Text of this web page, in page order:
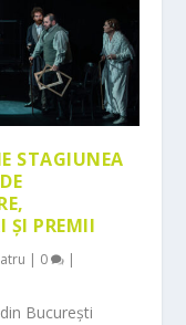
STAGIUNEA
ȘI PREMII
| 0 |
București